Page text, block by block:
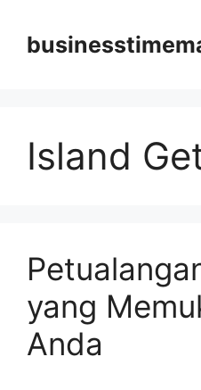
content
Island
yang
Anda